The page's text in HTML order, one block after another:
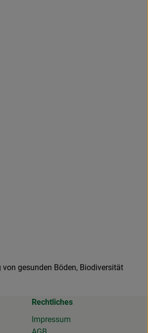
gesunden Böden, Biodiversität
Rechtliches
Impressum